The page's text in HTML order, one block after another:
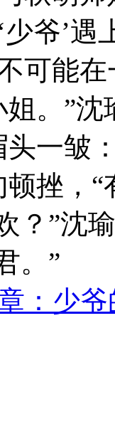
爷’遇
可能
”沈
一皱
顿挫
”沈瑜
。”
：少